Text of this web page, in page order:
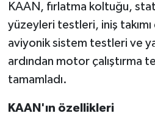
KAAN, fırlatma koltuğu,
yüzeyleri testleri, iniş
aviyonik sistem testleri ve
ardından motor çalıştırma
tamamladı.
KAAN'ın özellikleri